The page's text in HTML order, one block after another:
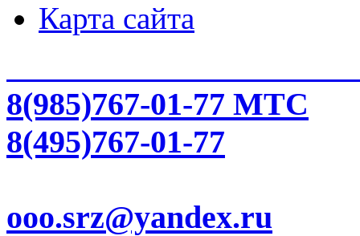
Карта сайта
8(985)767-01-77 МТС
8(495)767-01-77
ooo.srz@yandex.ru